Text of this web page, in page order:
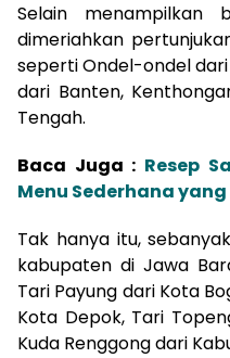
Selain menampilkan
dimeriahkan
seperti Ondel-ondel
dari Banten,
Tengah.
Baca Juga : Resep
Menu Sederhana
Tak hanya itu,
kabupaten di Jawa
Tari Payung dari Kota
Kota Depok, Tari
Kuda Renggong dari